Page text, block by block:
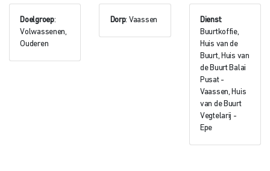
Doelgroep:
Volwassenen,
Ouderen
Dorp: Vaassen Dienst:
Buurtkoffie,
Huis van de
Buurt, Huis van
de Buurt Balai
Pusat -
Vaassen, Huis
van de Buurt
Vegtelarij -
Epe